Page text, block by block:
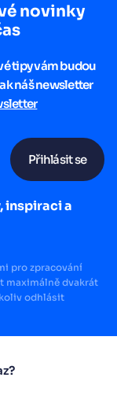
novinky
tipy vám budou
náš newsletter
Přihlásit se
inspiraci a
pro zpracování
maximálně dvakrát
odhlásit